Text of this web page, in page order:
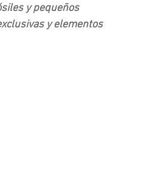
y pequeños
y elementos